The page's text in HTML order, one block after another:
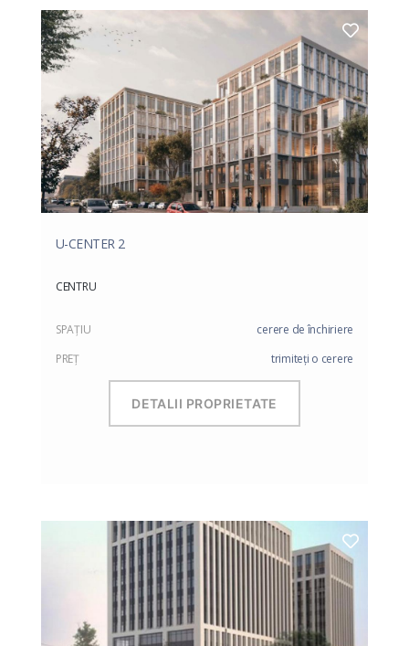
U-CENTER 2
CENTRU
SPAŢIU
cerere de închiriere
PREŢ
trimiteți o cerere
DETALII PROPRIETATE